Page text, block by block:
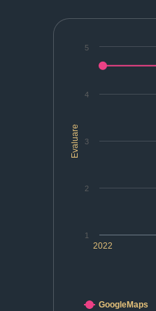
Evaluare
2022
1
2
3
4
5
GoogleMaps